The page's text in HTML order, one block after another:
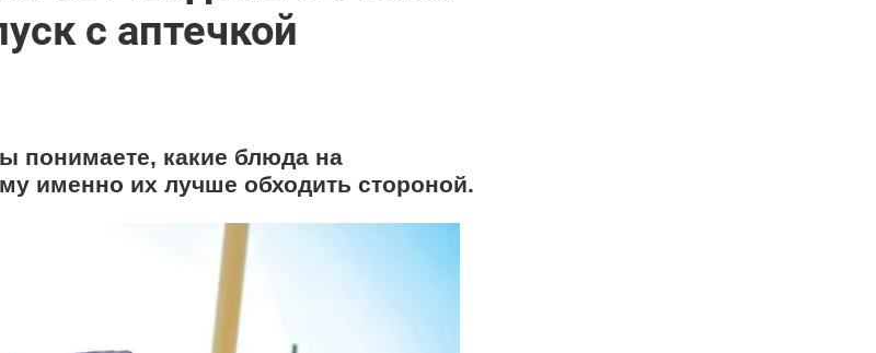
с аптечкой
понимаете, какие блюда на
именно их лучше обходить стороной.